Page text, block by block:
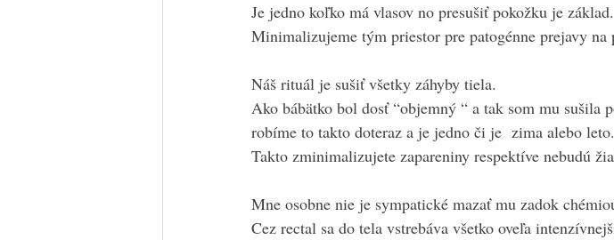
Je jedno koľko má vlasov no presušiť pokožku je základ.
Minimalizujeme tým priestor pre patogénne prejavy
Náš rituál je sušiť všetky záhyby tiela.
Ako bábätko bol dosť “objemný “ a tak som mu sušila
robíme to takto doteraz a je jedno či je  zima alebo leto.
Takto zminimalizujete zapareniny respektíve nebudú
Mne osobne nie je sympatické mazať mu zadok
Cez rectal sa do tela vstrebáva všetko oveľa